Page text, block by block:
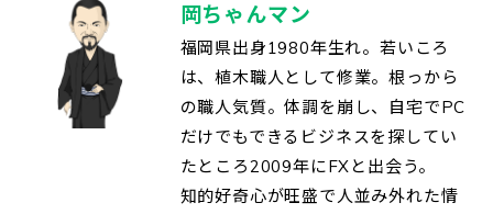
岡ちゃんマン
福岡県出身1980年生れ。若いころ
は、植木職人として修業。根っから
の職人気質。体調を崩し、自宅でPC
だけでもできるビジネスを探してい
たところ2009年にFXと出会う。
知的好奇心が旺盛で人並み外れた情